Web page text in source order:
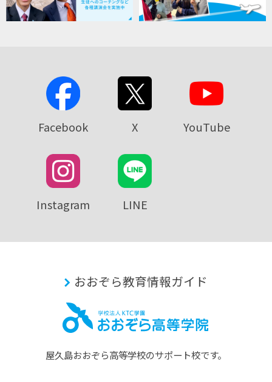
Facebook X YouTube
Instagram LINE
おおぞら教育情報ガイド
屋久島おおぞら⾼等学校のサポート校です。